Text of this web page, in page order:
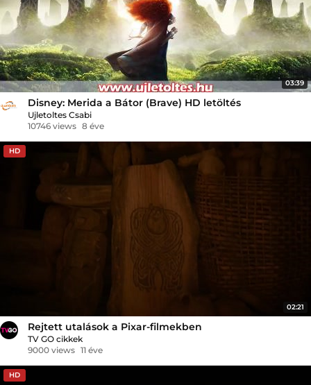
03:39
Disney: Merida a Bátor (Brave) HD letöltés
Ujletoltes Csabi
10746 views 8 éve
HD
02:21
Rejtett utalások a Pixar-filmekben
TV GO cikkek
9000 views 11 éve
HD